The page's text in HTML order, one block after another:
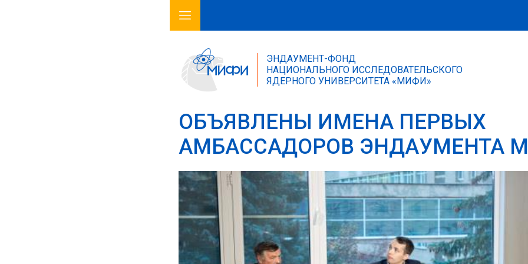
ЭНДАУМЕНТ-ФОНД
НАЦИОНАЛЬНОГО ИССЛЕДОВАТЕЛЬСКОГО
ЯДЕРНОГО УНИВЕРСИТЕТА «МИФИ»
ОБЪЯВЛЕНЫ ИМЕНА ПЕРВЫХ
АМБАССАДОРОВ ЭНДАУМЕНТА